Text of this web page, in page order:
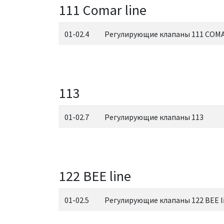
111 Comar line
01-02.4 Регулирующие клапаны 111
113
01-02.7 Регулирующие клапаны 113
122 BEE line
01-02.5 Регулирующие клапаны 122 BEE